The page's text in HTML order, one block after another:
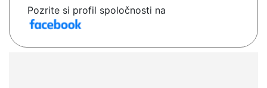
Pozrite si profil spoločnosti na